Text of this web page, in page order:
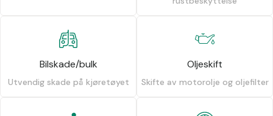
Bilskade/bulk
Utvendig skade på kjøretøyet
Oljeskift
Skifte av motorolje og oljefilter